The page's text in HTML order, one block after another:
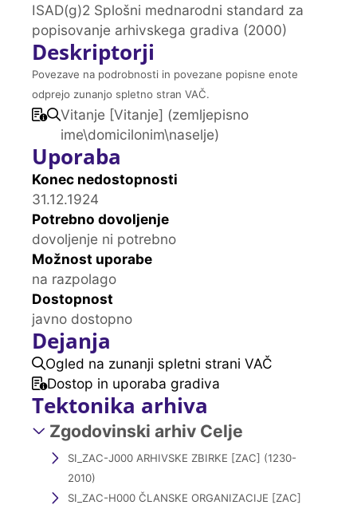
ISAD(g)2 Splošni mednarodni standard za
popisovanje arhivskega gradiva (2000)
Deskriptorji
Povezave na podrobnosti in povezane popisne enote
odprejo zunanjo spletno stran VAČ.
Vitanje [Vitanje] (zemljepisno
ime\domicilonim\naselje)
Uporaba
Konec nedostopnosti
31.12.1924
Potrebno dovoljenje
dovoljenje ni potrebno
Možnost uporabe
na razpolago
Dostopnost
javno dostopno
Dejanja
Ogled na zunanji spletni strani VAČ
Dostop in uporaba gradiva
Tektonika arhiva
Zgodovinski arhiv Celje
SI_ZAC-J000 ARHIVSKE ZBIRKE [ZAC] (1230-
2010)
SI_ZAC-H000 ČLANSKE ORGANIZACIJE [ZAC]